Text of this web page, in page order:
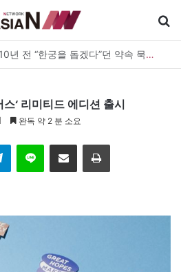
배선희가 걸어온 길…10년 전 “한궁을 돕겠다”던 약속 묵묵히 실천
‘ 리미티드 에디션 출시
완독 약 2 분 소요
Telegram 이메일